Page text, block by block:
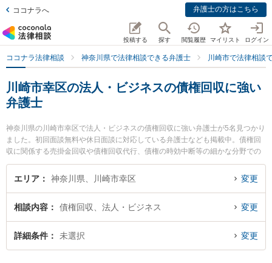
ココナラへ 弁護士の方はこちら
投稿する 探す 閲覧履歴 マイリスト ログイン
ココナラ法律相談 神奈川県で法律相談できる弁護士 川崎市で法律相談
川崎市幸区の法人・ビジネスの債権回収に強い
弁護士
神奈川県の川崎市幸区で法人・ビジネスの債権回収に強い弁護士が5名見つかり
ました。初回面談無料や休日面談に対応している弁護士なども掲載中。債権回
収に関係する売掛金回収や債権回収代行、債権の時効中断等の細かな分野での
絞り込み検索もでき便利です。特に東京スタートアップ法律事務所 川崎支店の
小林 望海弁護士や佐藤恵太法律事務所の佐藤 恵太弁護士、恵富総合法律事務所
ブルを今すぐに弁護士に相談したい』『法人・ビジネスの債権回収のトラブル
解決の実績豊富な近くの弁護士を検索したい』『初回相談無料で法人・ビジネ
スの債権回収を法律相談できる川崎市幸区内の弁護士に相談予約したい』など
エリア 神奈川県、川崎市幸区 変更
相談内容 債権回収、法人・ビジネス 変更
詳細条件 未選択 変更